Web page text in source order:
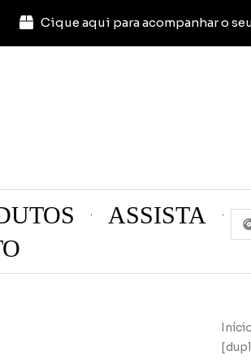
Cique aqui para acompanhar o
ASSISTA
...